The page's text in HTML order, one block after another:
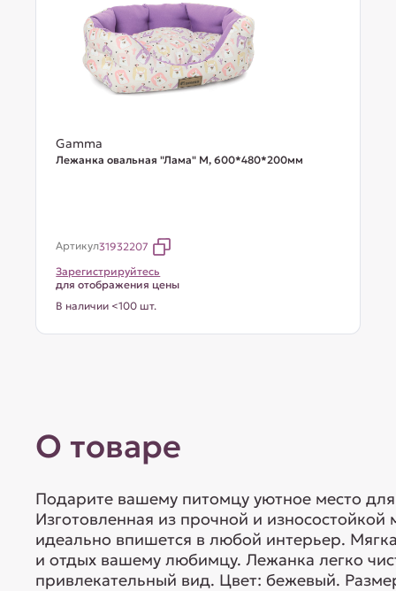
Gamma
Лежанка овальная "Лама" М, 600*480*200мм
Артикул31932207
Зарегистрируйтесь
для отображения цены
В наличии <100 шт.
О товаре
Подарите вашему питомцу уютное место
Изготовленная из прочной и
идеально впишется в любой интерьер.
и отдых вашему любимцу. Лежанка легко
привлекательный вид. Цвет: бежевый.